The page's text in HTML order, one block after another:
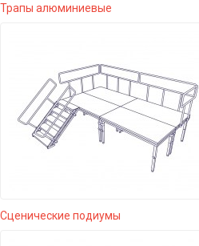
Трапы алюминиевые
Сценические подиумы